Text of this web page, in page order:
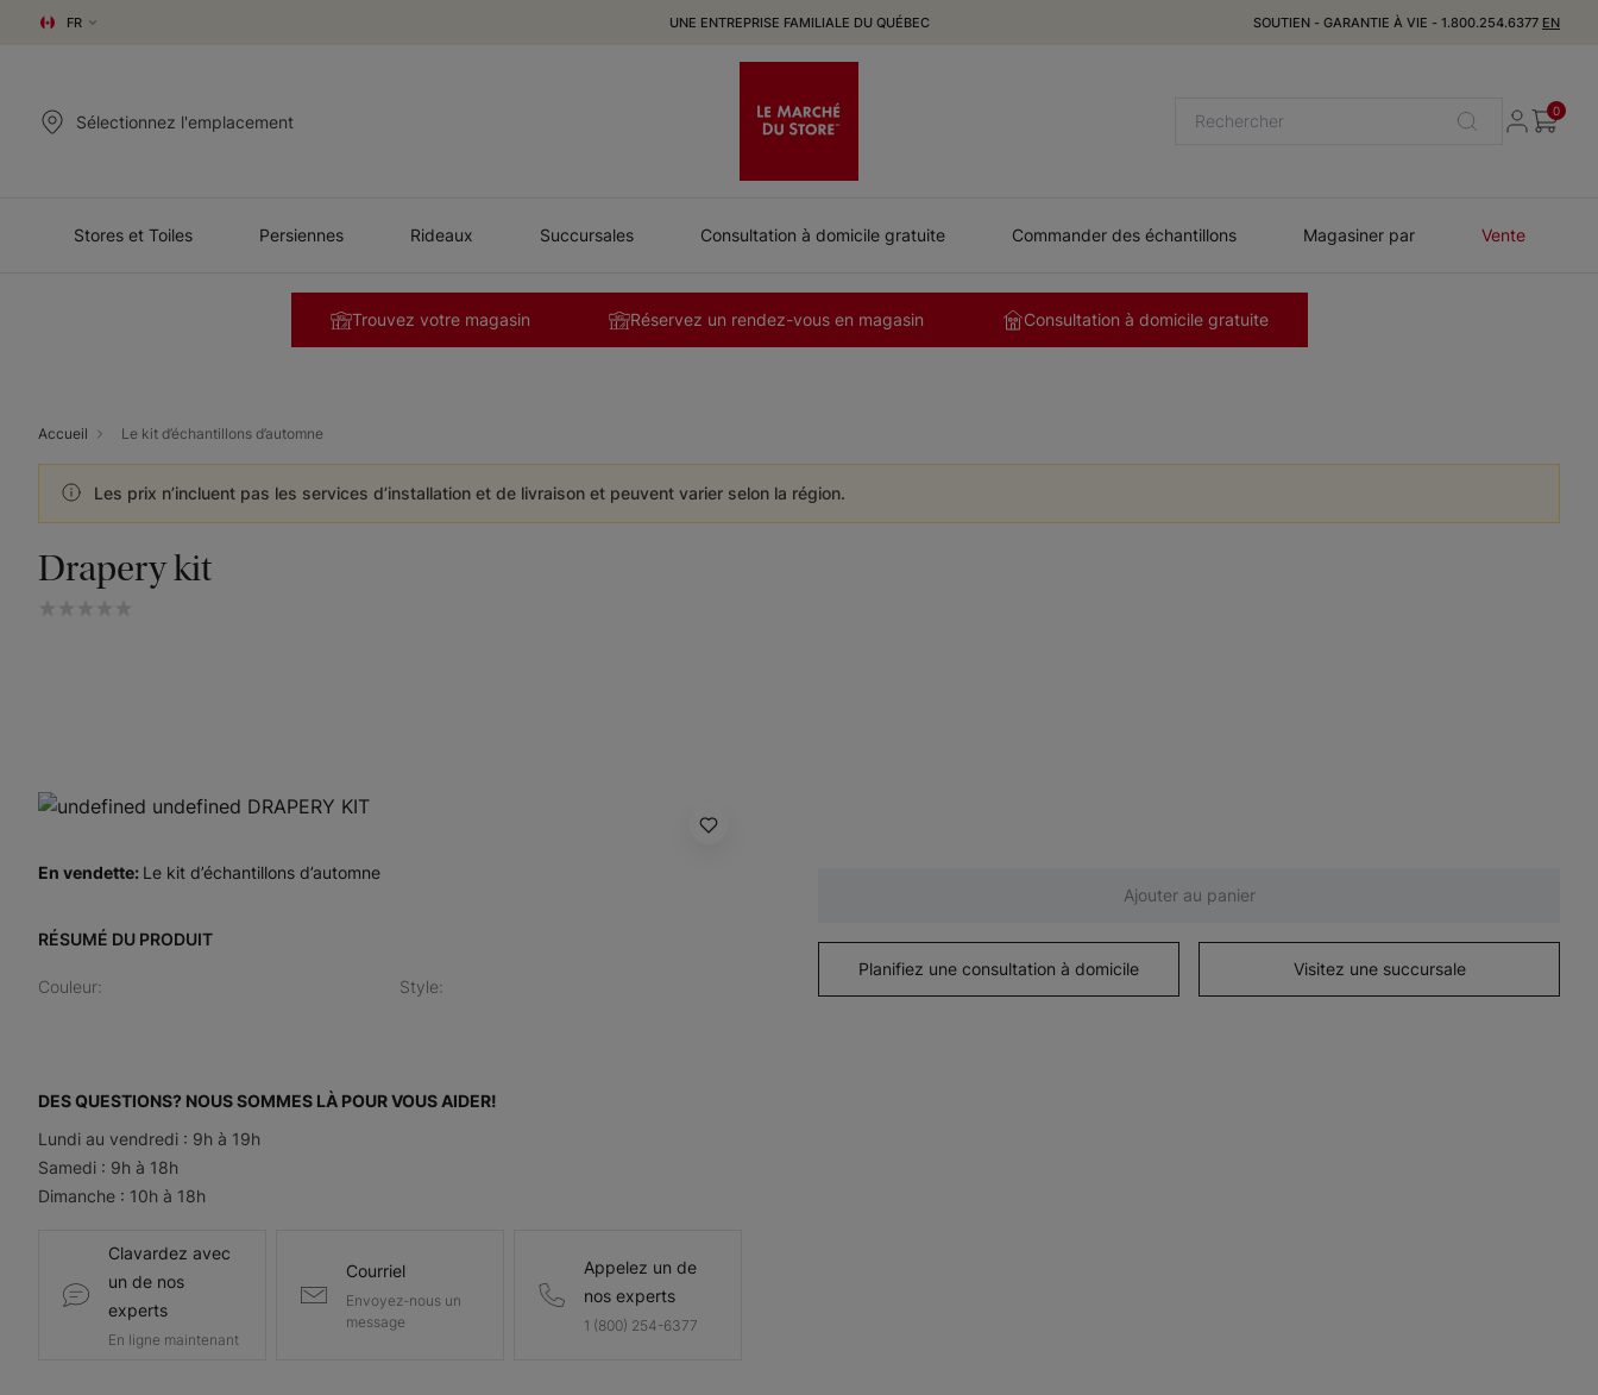
FR UNE ENTREPRISE FAMILIALE DU QUÉBEC SOUTIEN - GARANTIE À VIE - 1.800.254.6377 EN
Sélectionnez l'emplacement
0
Stores et Toiles Persiennes Rideaux Succursales Consultation à domicile gratuite Commander des échantillons Magasiner par Vente
Trouvez votre magasin Réservez un rendez-vous en magasin Consultation à domicile gratuite
Accueil Le kit d’échantillons d’automne
Les prix n’incluent pas les services d’installation et de livraison et peuvent varier selon la région.
Drapery kit
En vendette: Le kit d’échantillons d’automne
RÉSUMÉ DU PRODUIT
Couleur: Style:
DES QUESTIONS? NOUS SOMMES LÀ POUR VOUS AIDER!
Lundi au vendredi : 9h à 19h
Samedi : 9h à 18h
Dimanche : 10h à 18h
Clavardez avec
un de nos
experts
En ligne maintenant
Courriel
Envoyez-nous un
message
Appelez un de
nos experts
1 (800) 254-6377
Ajouter au panier
Planifiez une consultation à domicile Visitez une succursale